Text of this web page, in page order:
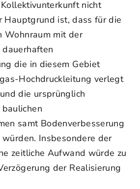
nicht
Hauptgrund ist, dass für die
Wohnraum mit der
die in diesem Gebiet
Hochdruckleitung verlegt
die ursprünglich
samt Bodenverbesserung
würden. Insbesondere der
zeitliche Aufwand würde zu
der Realisierung